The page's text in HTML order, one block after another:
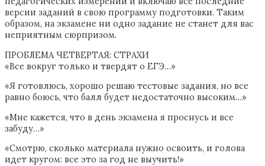
версии заданий в свою программу подготовки. Таким
образом, на экзамене ни одно задание не станет для вас
неприятным сюрпризом.
ПРОБЛЕМА ЧЕТВЕРТАЯ: СТРАХИ
«Все вокруг только и твердят о ЕГЭ…»
«Я готовлюсь, хорошо решаю тестовые задания, но все
равно боюсь, что балл будет недостаточно высоким…»
«Мне кажется, что в день экзамена я проснусь и все
забуду…»
«Смотрю, сколько материала нужно освоить, и голова
идет кругом: все это за год не выучить!»